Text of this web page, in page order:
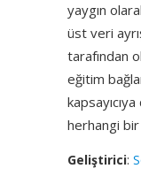
yaygın
üst veri
tarafından
eğitim
herhangi bir
Geliştirici: